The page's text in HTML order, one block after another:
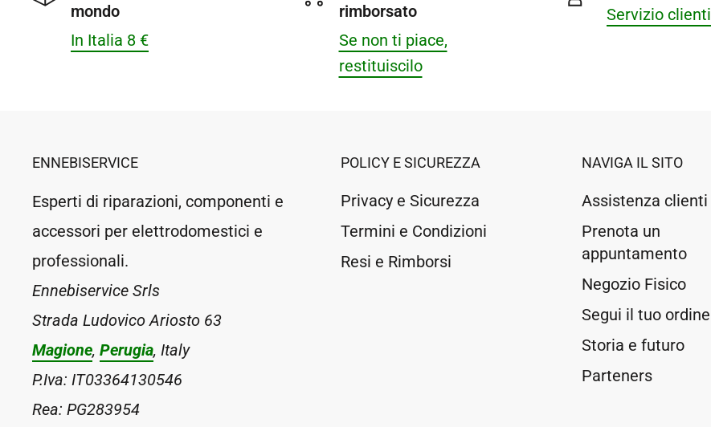
mondo
In Italia 8 €
rimborsato
Se non ti piace,
restituiscilo
Servizio clienti
ENNEBISERVICE
Esperti di riparazioni, componenti e
accessori per elettrodomestici e
professionali.
Ennebiservice Srls
Strada Ludovico Ariosto 63
Magione, Perugia, Italy
P.Iva: IT03364130546
Rea: PG283954
POLICY E SICUREZZA
Privacy e Sicurezza
Termini e Condizioni
Resi e Rimborsi
NAVIGA IL SITO
Assistenza clienti
Prenota un
appuntamento
Negozio Fisico
Segui il tuo ordine
Storia e futuro
Parteners